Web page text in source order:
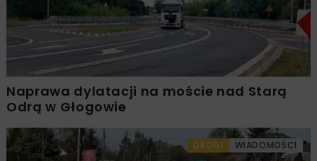
Naprawa dylatacji na moście nad Starą
Odrą w Głogowie
DROGI WIADOMOŚCI